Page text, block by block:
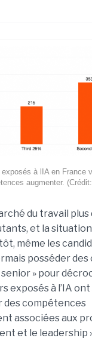
à lIA en France
augmenter.
du travail
et la
même les
posséder
» pour
exposés à l’IA
des compétences
associées aux
et le leadership